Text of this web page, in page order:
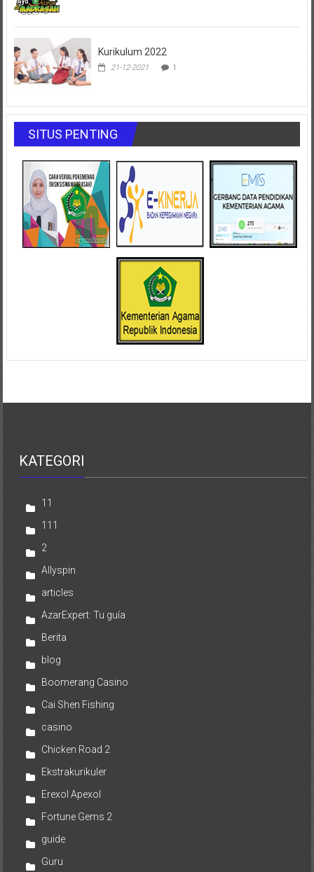
Kurikulum 2022
21-12-2021 1
SITUS PENTING
KATEGORI
11
111
2
Allyspin
articles
AzarExpert: Tu guía
Berita
blog
Boomerang Casino
Cai Shen Fishing
casino
Chicken Road 2
Ekstrakurikuler
Erexol Apexol
Fortune Gems 2
guide
Guru